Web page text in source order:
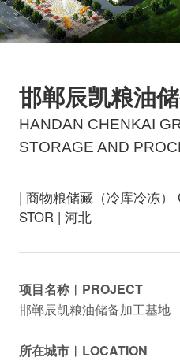
邯郸辰凯粮油
HANDAN CHENKAI
STORAGE AND
| 商物粮储藏（冷库冷冻）
STOR | 河北
项目名称︱PROJECT
邯郸辰凯粮油储备加工基地
所在城市︱LOCATION